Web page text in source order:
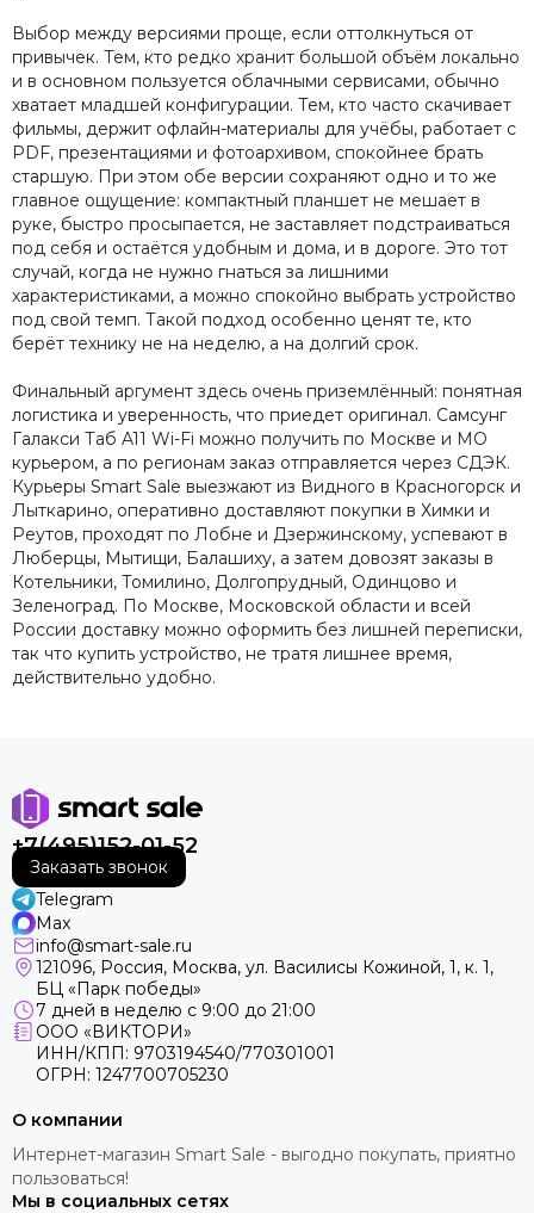
Выбор между версиями проще, если оттолкнуться от
привычек. Тем, кто редко хранит большой объём локально
и в основном пользуется облачными сервисами, обычно
хватает младшей конфигурации. Тем, кто часто скачивает
фильмы, держит офлайн-материалы для учёбы, работает с
PDF, презентациями и фотоархивом, спокойнее брать
старшую. При этом обе версии сохраняют одно и то же
главное ощущение: компактный планшет не мешает в
руке, быстро просыпается, не заставляет подстраиваться
под себя и остаётся удобным и дома, и в дороге. Это тот
случай, когда не нужно гнаться за лишними
характеристиками, а можно спокойно выбрать устройство
под свой темп. Такой подход особенно ценят те, кто
берёт технику не на неделю, а на долгий срок.
Финальный аргумент здесь очень приземлённый: понятная
логистика и уверенность, что приедет оригинал. Самсунг
Галакси Таб A11 Wi-Fi можно получить по Москве и МО
курьером, а по регионам заказ отправляется через СДЭК.
Курьеры Smart Sale выезжают из Видного в Красногорск и
Лыткарино, оперативно доставляют покупки в Химки и
Реутов, проходят по Лобне и Дзержинскому, успевают в
Люберцы, Мытищи, Балашиху, а затем довозят заказы в
Котельники, Томилино, Долгопрудный, Одинцово и
Зеленоград. По Москве, Московской области и всей
России доставку можно оформить без лишней переписки,
так что купить устройство, не тратя лишнее время,
действительно удобно.
+7(495)152-01-52
Заказать звонок
Telegram
Max
info@smart-sale.ru
121096, Россия, Москва, ул. Василисы Кожиной, 1, к. 1,
БЦ «Парк победы»
7 дней в неделю с 9:00 до 21:00
ООО «ВИКТОРИ»
ИНН/КПП: 9703194540/770301001
ОГРН: 1247700705230
О компании
Интернет-магазин Smart Sale - выгодно покупать, приятно
пользоваться!
Мы в социальных сетях